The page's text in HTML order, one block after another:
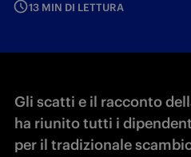
13 MIN DI LETTURA
Gli scatti e il racconto
ha riunito tutti i
per il tradizionale